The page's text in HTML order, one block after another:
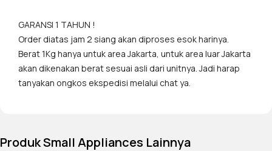
GARANSI 1 TAHUN !
Order diatas jam 2 siang akan diproses esok harinya.
Berat 1Kg hanya untuk area Jakarta, untuk area luar Jakarta
akan dikenakan berat sesuai asli dari unitnya. Jadi harap
tanyakan ongkos ekspedisi melalui chat ya.
Produk Small Appliances Lainnya